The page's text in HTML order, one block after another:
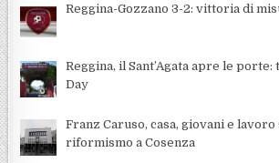
Reggina-Gozzano 3-2: vittoria di
Reggina, il Sant’Agata apre le
Day
Franz Caruso, casa, giovani e lavoro
riformismo a Cosenza